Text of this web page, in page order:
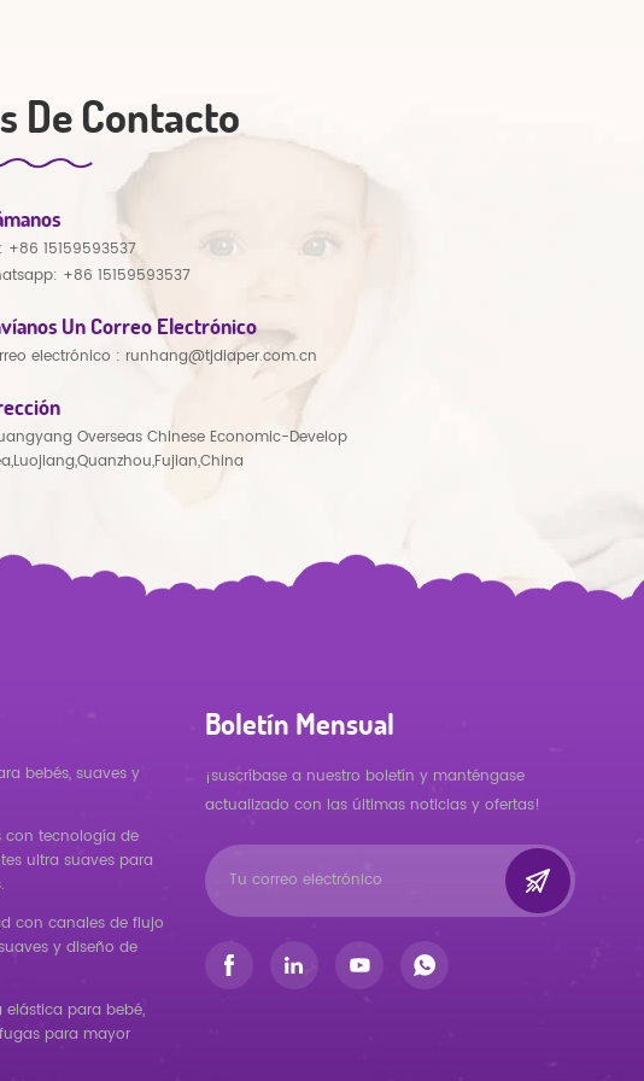
De Contacto
+86 15159593537
+86 15159593537
Un Correo Electrónico
electrónico : runhang@tjdiaper.com.cn
Overseas Chinese Economic-Develop
bebés, suaves y
con tecnología de
ultra suaves para
con canales de flujo
y diseño de
para bebé,
para mayor
Boletín Mensual
¡suscríbase a nuestro boletín y manténgase
actualizado con las últimas noticias y ofertas!